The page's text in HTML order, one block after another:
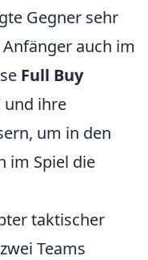
Gegner sehr
auch im
Full Buy
und ihre
um in den
im Spiel die
taktischer
Teams